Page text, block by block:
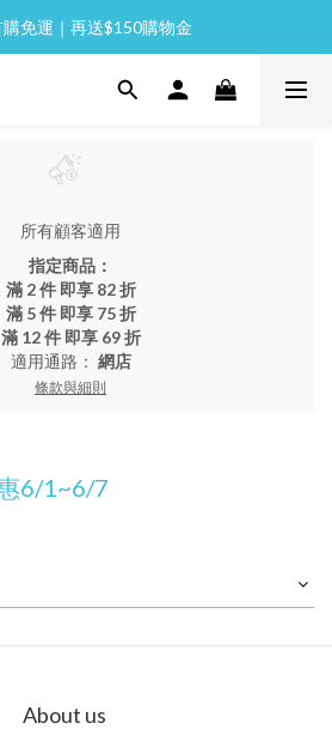
費滿 NT$2,000 免運
免運｜再送$150購物金
消費滿 NT$2,000 免運
所有顧客適用
指定商品：
滿 2 件 即享 82 折
滿 5 件 即享 75 折
滿 12 件 即享 69 折
適用通路： 網店
條款與細則
6/1~6/7
About us